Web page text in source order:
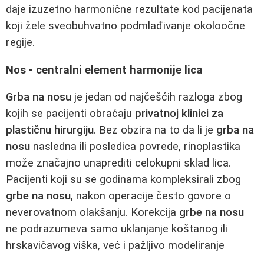
daje izuzetno harmonične rezultate kod pacijenata
koji žele sveobuhvatno podmlađivanje okoloočne
regije.
Nos - centralni element harmonije lica
Grba na nosu je jedan od najčešćih razloga zbog
kojih se pacijenti obraćaju privatnoj klinici za
plastičnu hirurgiju. Bez obzira na to da li je grba na
nosu nasledna ili posledica povrede, rinoplastika
može značajno unaprediti celokupni sklad lica.
Pacijenti koji su se godinama kompleksirali zbog
grbe na nosu, nakon operacije često govore o
neverovatnom olakšanju. Korekcija grbe na nosu
ne podrazumeva samo uklanjanje koštanog ili
hrskavičavog viška, već i pažljivo modeliranje